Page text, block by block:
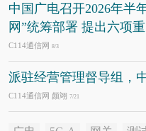
中国广电召开2026年半
网”统筹部署 提出六项
C114通信网 8/3
派驻经营管理督导组，
C114通信网 颜翊 7/21